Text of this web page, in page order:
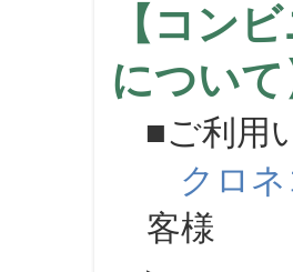
【コン
につい
■ご利用
クロ
客様